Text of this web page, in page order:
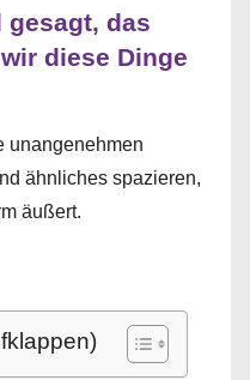
gesagt, das
diese Dinge
unangenehmen
ähnliches spazieren,
äußert.